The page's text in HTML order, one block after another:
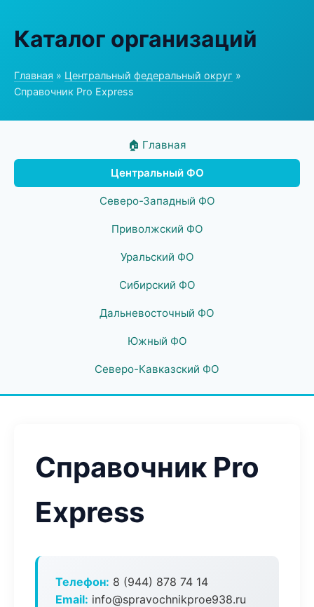
Каталог организаций
Главная » Центральный федеральный округ »
Справочник Pro Express
🏠 Главная
Центральный ФО
Северо-Западный ФО
Приволжский ФО
Уральский ФО
Сибирский ФО
Дальневосточный ФО
Южный ФО
Северо-Кавказский ФО
Справочник Pro
Express
Телефон: 8 (944) 878 74 14
Email: info@spravochnikproe938.ru